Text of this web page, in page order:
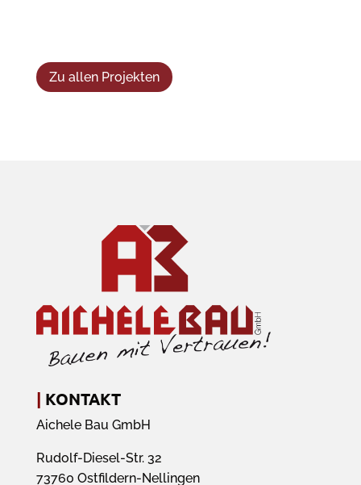
Zu allen Projekten
| KONTAKT
Aichele Bau GmbH
Rudolf-Diesel-Str. 32
73760 Ostfildern-Nellingen